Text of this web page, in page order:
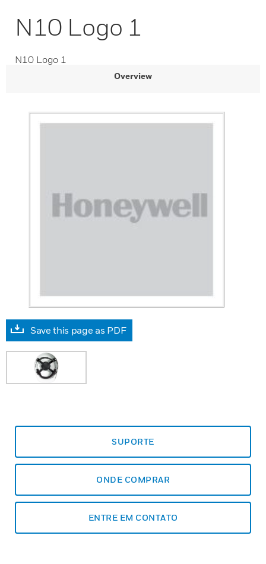
N10 Logo 1
N10 Logo 1
Overview
Save this page as PDF
SUPORTE
ONDE COMPRAR
ENTRE EM CONTATO